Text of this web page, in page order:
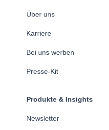
Über uns
Karriere
Bei uns werben
Presse-Kit
Produkte & Insights
Newsletter